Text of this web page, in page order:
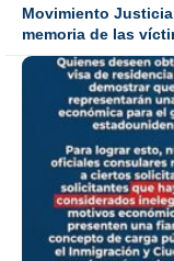
Movimiento
memoria de las